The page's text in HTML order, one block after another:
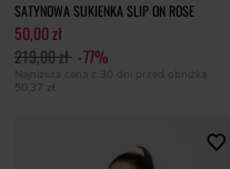
SATYNOWA SUKIENKA SLIP ON ROSE
50,00 zł
219,00 zł -77%
Najniższa cena z 30 dni przed obniżką
50,37 zł